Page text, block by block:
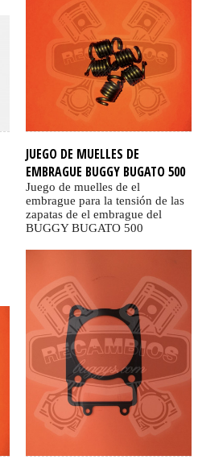
JUEGO DE MUELLES DE
EMBRAGUE BUGGY BUGATO 500
Juego de muelles de el
embrague para la tensión de las
zapatas de el embrague del
BUGGY BUGATO 500